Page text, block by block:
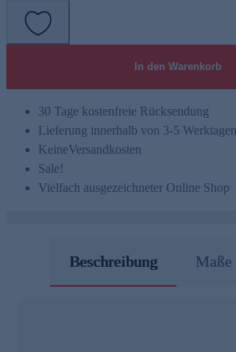
In den Warenkorb
30 Tage kostenfreie Rücksendung
Lieferung innerhalb von 3-5 Werktagen
KeineVersandkosten
Sale!
Vielfach ausgezeichneter Online Shop
Beschreibung